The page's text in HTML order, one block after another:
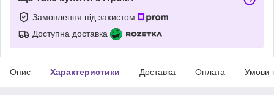
Замовлення під захистом
Доступна доставка
Опис Характеристики Доставка Оплата Умови